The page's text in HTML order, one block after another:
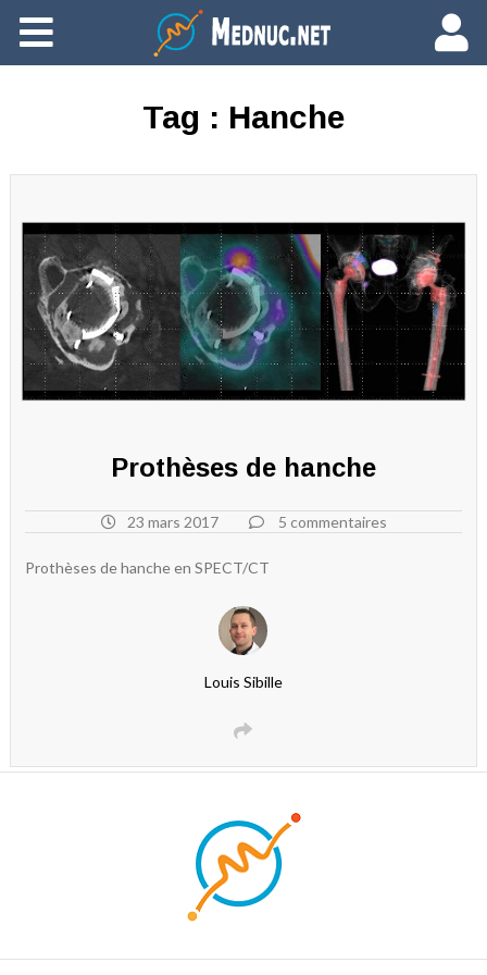
Ajouter du contenu
Tag : Hanche
Prothèses de hanche
23 mars 2017 5 commentaires
Prothèses de hanche en SPECT/CT
Louis Sibille